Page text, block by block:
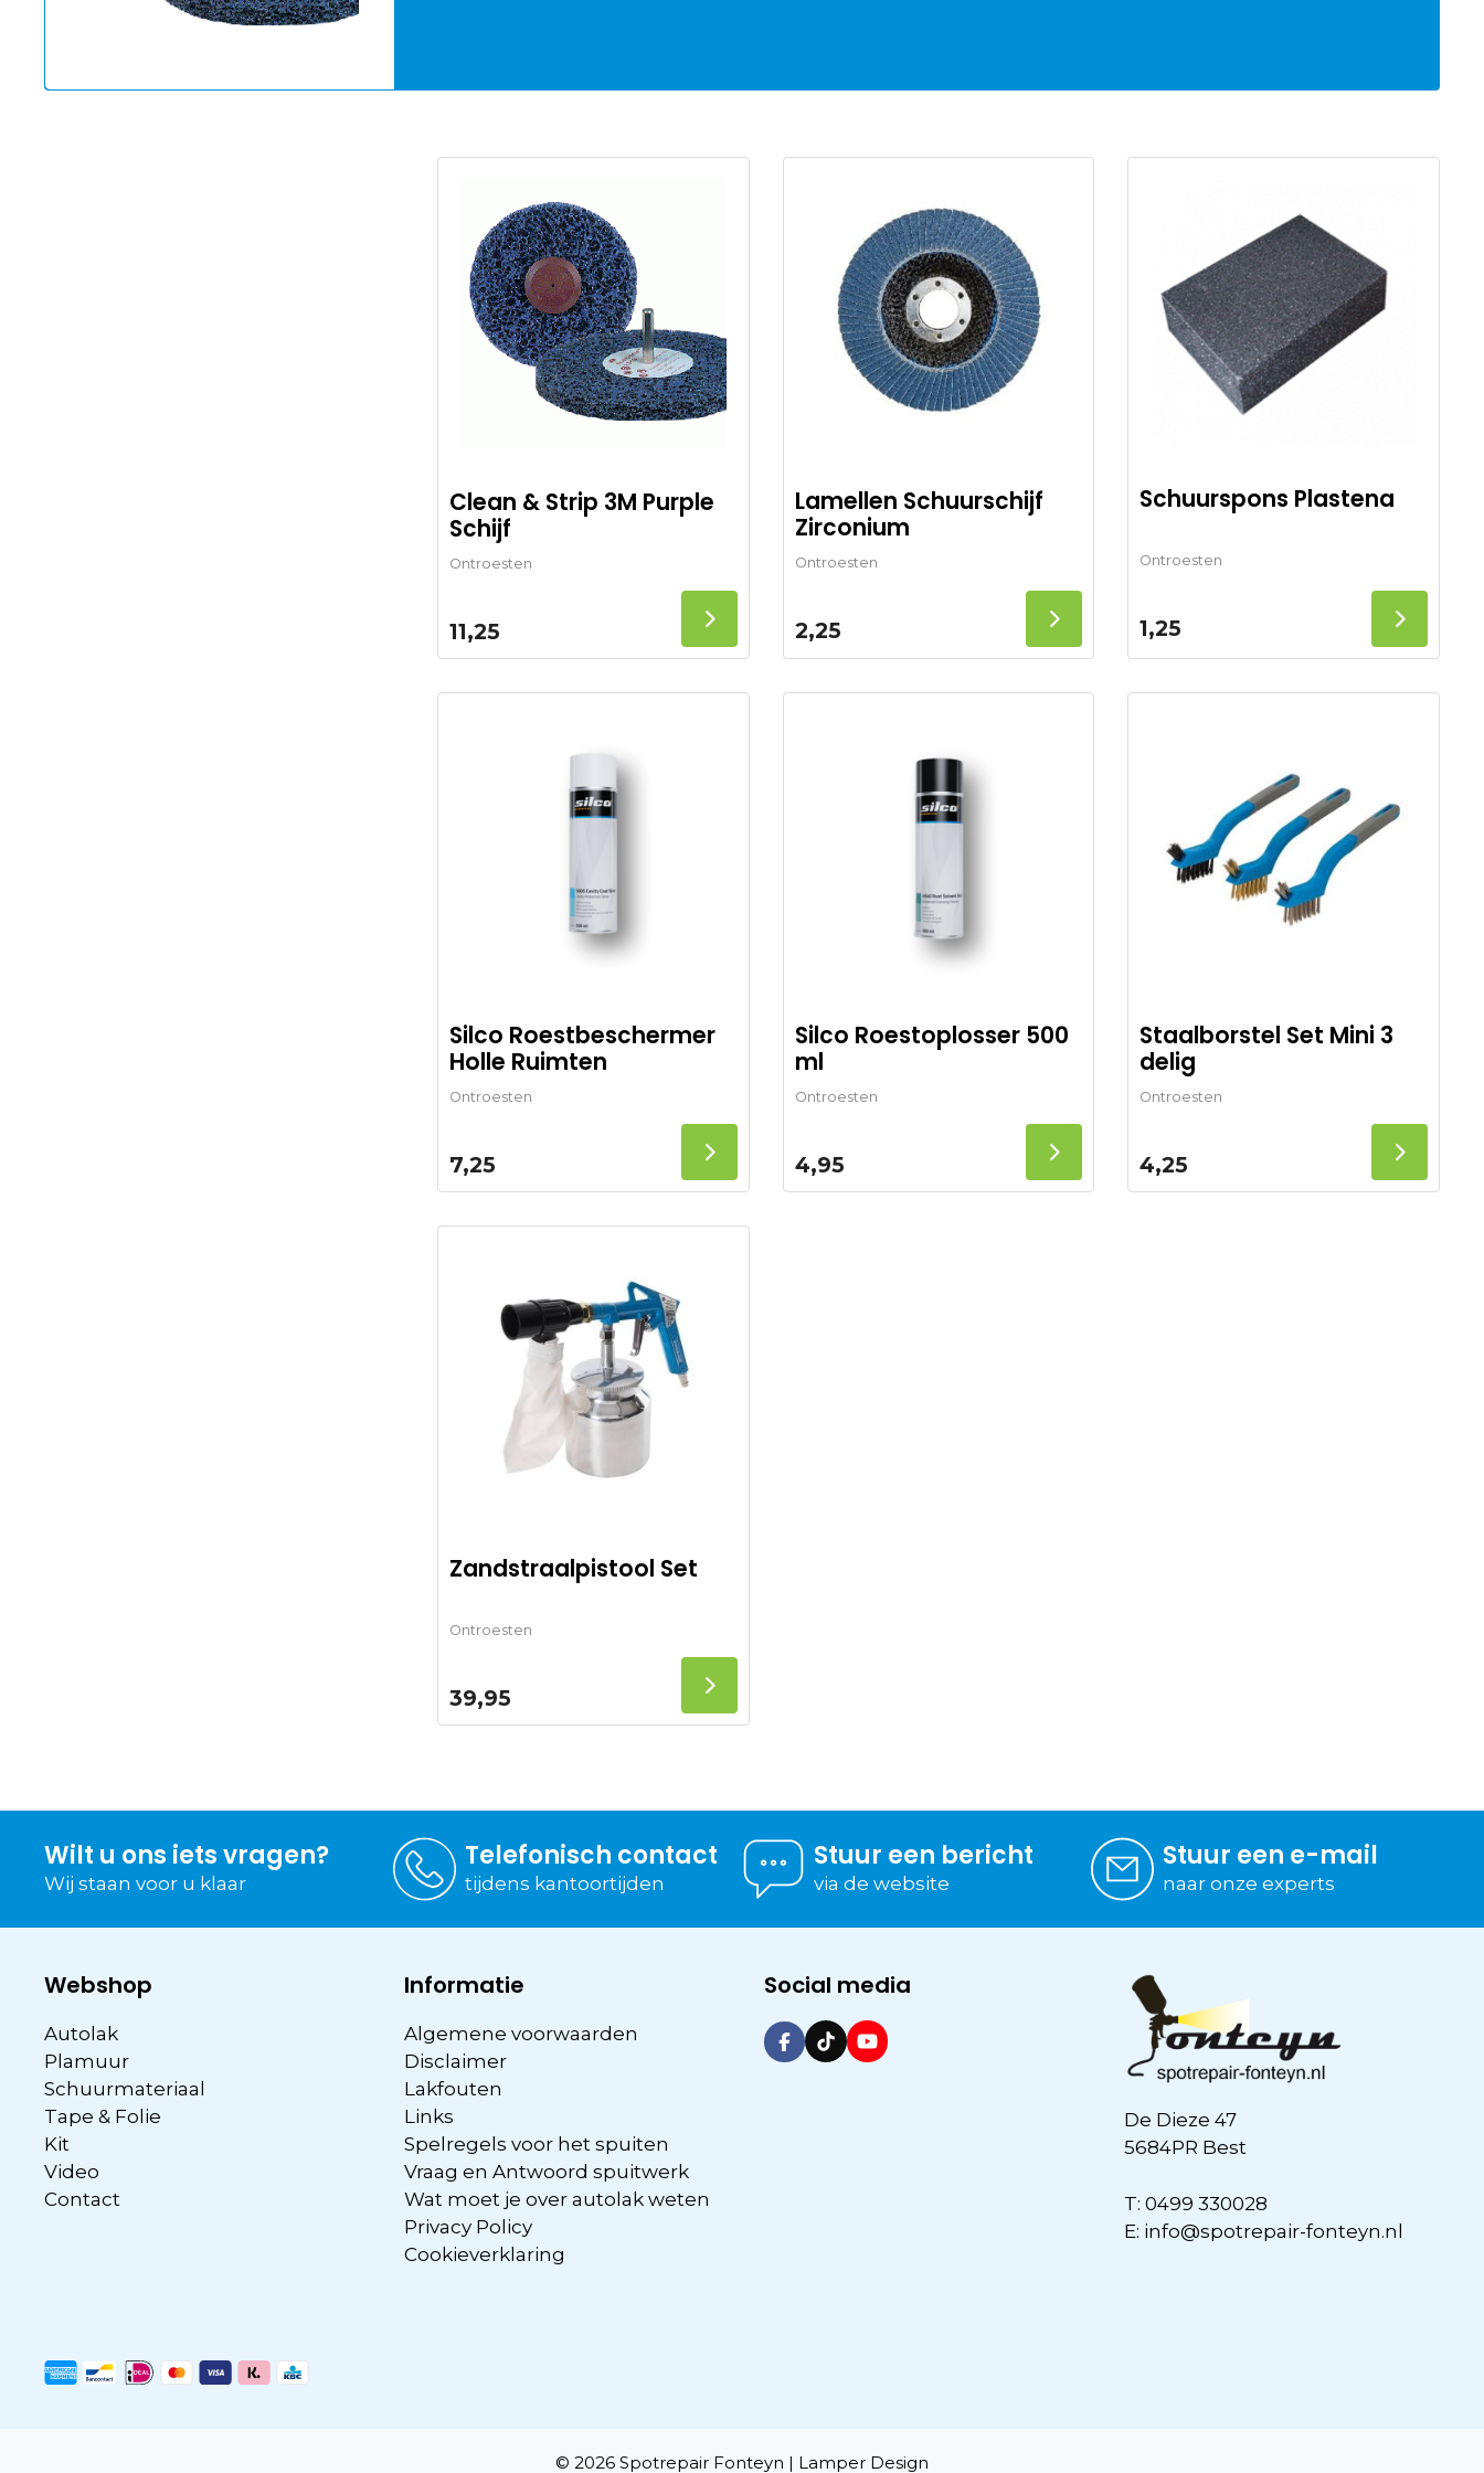
Clean & Strip 3M Purple
Schijf
Ontroesten
11,25
Lamellen Schuurschijf
Zirconium
Ontroesten
2,25
Schuurspons Plastena
Ontroesten
1,25
Silco Roestbeschermer
Holle Ruimten
Ontroesten
7,25
Silco Roestoplosser 500
ml
Ontroesten
4,95
Staalborstel Set Mini 3
delig
Ontroesten
4,25
Zandstraalpistool Set
Ontroesten
39,95
Wilt u ons iets vragen?
Wij staan voor u klaar
Telefonisch contact
tijdens kantoortijden
Stuur een bericht
via de website
Stuur een e-mail
naar onze experts
Webshop
Autolak
Plamuur
Schuurmateriaal
Tape & Folie
Kit
Video
Contact
Informatie
Algemene voorwaarden
Disclaimer
Lakfouten
Links
Spelregels voor het spuiten
Vraag en Antwoord spuitwerk
Wat moet je over autolak weten
Privacy Policy
Cookieverklaring
Social media
De Dieze 47
5684PR Best
T: 0499 330028
E: info@spotrepair-fonteyn.nl
© 2026 Spotrepair Fonteyn | Lamper Design